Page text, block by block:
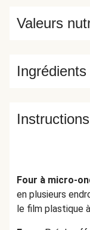
Ingrédients
Valeurs
Instructions
Four à micro-
en plusieurs
le film plastique